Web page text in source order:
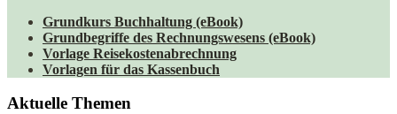
Grundkurs Buchhaltung (eBook)
Grundbegriffe des Rechnungswesens (eBook)
Vorlage Reisekostenabrechnung
Vorlagen für das Kassenbuch
Aktuelle Themen